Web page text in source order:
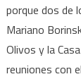
porque dos de
Mariano
Olivos y la
reuniones con